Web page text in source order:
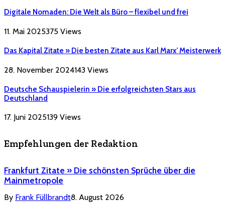
Digitale Nomaden: Die Welt als Büro – flexibel und frei
11. Mai 2025375 Views
Das Kapital Zitate » Die besten Zitate aus Karl Marx’ Meisterwerk
28. November 2024143 Views
Deutsche Schauspielerin » Die erfolgreichsten Stars aus
Deutschland
17. Juni 2025139 Views
Empfehlungen der Redaktion
Frankfurt Zitate » Die schönsten Sprüche über die
Mainmetropole
By Frank Füllbrandt8. August 2026